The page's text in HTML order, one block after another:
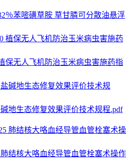
％苯嘧磺草胺 草甘膦可分散油悬浮
保无人飞机防治玉米病虫害施药指
碱地生态修复效果评价技术规程.pdf
肺结核大咯血经导管血管栓塞术操作